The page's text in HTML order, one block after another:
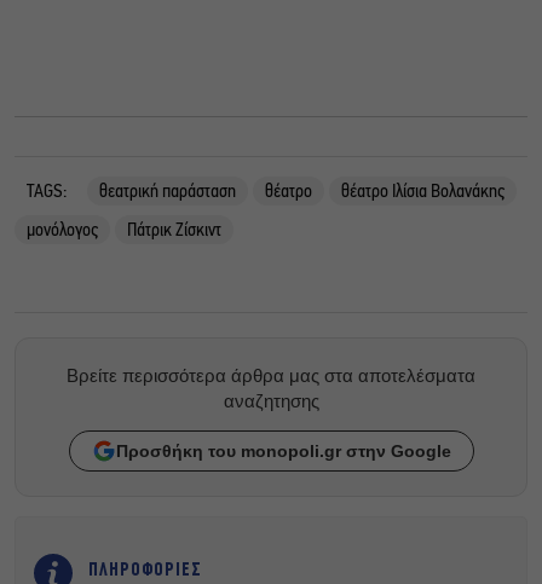
TAGS: θεατρική παράσταση θέατρο
θέατρο Ιλίσια Βολανάκης
μονόλογος
Πάτρικ Ζίσκιντ
Βρείτε περισσότερα άρθρα μας στα αποτελέσματα
αναζητησης
Προσθήκη του monopoli.gr στην Google
ΠΛΗΡΟΦΟΡΙΕΣ